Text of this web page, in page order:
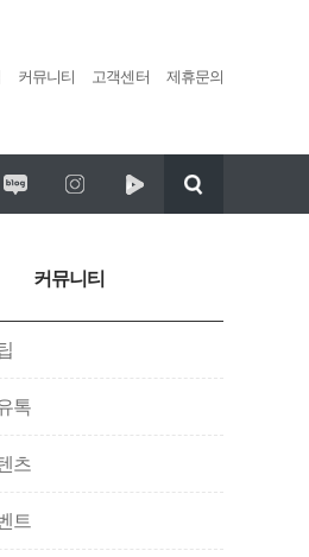
커뮤니티 고객센터 제휴문의
안내
커뮤니티
톡
츠
트